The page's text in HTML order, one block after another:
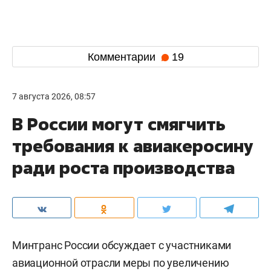
Комментарии 19
7 августа 2026, 08:57
В России могут смягчить
требования к авиакеросину
ради роста производства
Минтранс России обсуждает с участниками
авиационной отрасли меры по увеличению